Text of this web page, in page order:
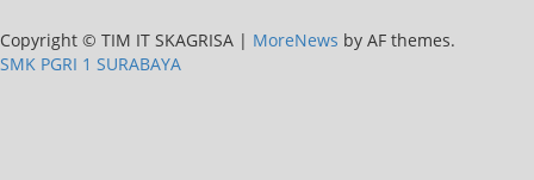
Copyright © TIM IT SKAGRISA | MoreNews by AF themes.
SMK PGRI 1 SURABAYA